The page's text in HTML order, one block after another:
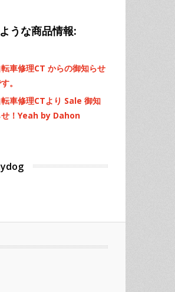
うな商品情報:
転車修理CT からの御知らせ
。
転車修理CTより Sale 御知
せ！Yeah by Dahon